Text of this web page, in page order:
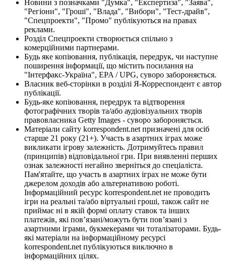
Новини з позначками "Думка", "Експертиза", "Заява",
"Регіони", "Гроші", "Влада", "Вибори", "Тест-драйв",
"Спецпроекти", "Промо" публікуються на правах
реклами.
Розділ Спецпроекти створюється спільно з
комерційними партнерами.
Будь яке копіювання, публікація, передрук, чи наступне
поширення інформації, що містить посилання на
"Інтерфакс-Україна", EPA / UPG, суворо забороняється.
Власник веб-сторінки в розділі Я-Корреспондент є автор
публікації.
Будь-яке копіювання, передрук та відтворення
фотографічних творів та/або аудіовізуальних творів
правовласника Getty Images - суворо забороняється.
Матеріали сайту korrespondent.net призначені для осіб
старше 21 року (21+). Участь в азартних іграх може
викликати ігрову залежність. Дотримуйтесь правил
(принципів) відповідальної гри. При виявленні перших
ознак залежності негайно зверніться до спеціаліста.
Пам'ятайте, що участь в азартних іграх не може бути
джерелом доходів або альтернативою роботі.
Інформаційний ресурс korrespondent.net не проводить
ігри на реальні та/або віртуальні гроші, також сайт не
приймає ні в якій формі оплату ставок та інших
платежів, які пов’язані/можуть бути пов’язані з
азартними іграми, букмекерами чи тоталізаторами. Будь-
які матеріали на інформаційному ресурсі
korrespondent.net публікуються виключно в
інформаційних цілях.